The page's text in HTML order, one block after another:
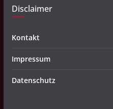
Disclaimer
Kontakt
Impressum
Datenschutz